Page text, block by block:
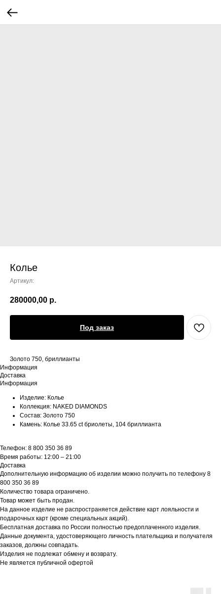
Колье
Артикул:
280000,00 р.
Под заказ
Золото 750, бриллианты
Информация
Доставка
Информация
Изделие: Колье
Коллекция: NAKED DIAMONDS
Состав: Золото 750
Камень: Колье 33.65 ct бриолеты, 104 бриллианта
Телефон: 8 800 350 36 89
Время работы: 12:00 – 21:00
Доставка
Дополнительную информацию об изделии можно получить по телефону 8
800 350 36 89
Количество товара ограничено.
Товар может быть продан.
На данное изделие не распространяется действие карт лояльности и
подарочных карт (кроме специальных акций).
Бесплатная доставка по России полностью предоплаченного изделия.
Данные документа, удостоверяющего личность плательщика и получателя
заказов, должны совпадать.
Изделия не подлежат обмену и возврату.
Не является публичной офертой